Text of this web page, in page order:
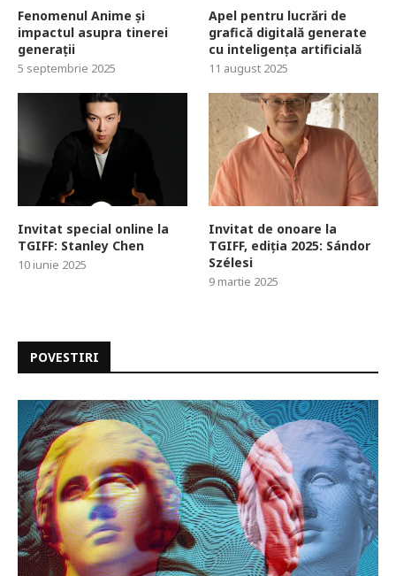
Fenomenul Anime și
impactul asupra tinerei
generații
5 septembrie 2025
Apel pentru lucrări de
grafică digitală generate
cu inteligența artificială
11 august 2025
Invitat special online la
TGIFF: Stanley Chen
10 iunie 2025
Invitat de onoare la
TGIFF, ediția 2025: Sándor
Szélesi
9 martie 2025
POVESTIRI